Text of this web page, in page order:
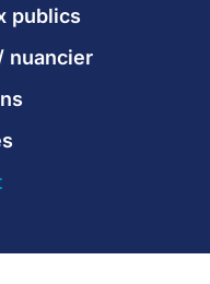
publics
nuancier